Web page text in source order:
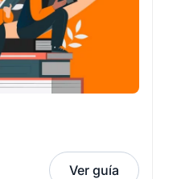
Ver guía